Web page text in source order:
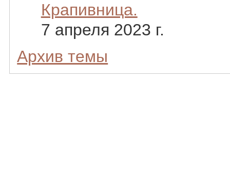
Крапивница.
7 апреля 2023 г.
Архив темы